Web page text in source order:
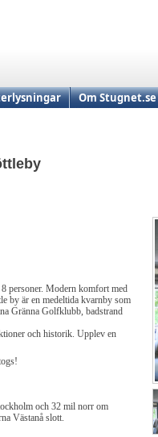
Om Stugnet.se
personer. Modern komfort med
by är en medeltida kvarnby som
Gränna Golfklubb, badstrand
och historik. Upplev en
och 32 mil norr om
Västanå slott.